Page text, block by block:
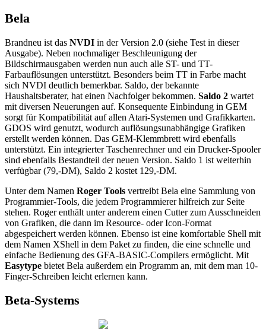
Bela
Brandneu ist das NVDI in der Version 2.0 (siehe Test in dieser
Ausgabe). Neben nochmaliger Beschleunigung der
Bildschirmausgaben werden nun auch alle ST- und TT-
Farbauflösungen unterstützt. Besonders beim TT in Farbe macht
sich NVDI deutlich bemerkbar. Saldo, der bekannte
Haushaltsberater, hat einen Nachfolger bekommen. Saldo 2 wartet
mit diversen Neuerungen auf. Konsequente Einbindung in GEM
sorgt für Kompatibilität auf allen Atari-Systemen und Grafikkarten.
GDOS wird genutzt, wodurch auflösungsunabhängige Grafiken
erstellt werden können. Das GEM-Klemmbrett wird ebenfalls
unterstützt. Ein integrierter Taschenrechner und ein Drucker-Spooler
sind ebenfalls Bestandteil der neuen Version. Saldo 1 ist weiterhin
verfügbar (79,-DM), Saldo 2 kostet 129,-DM.
Unter dem Namen Roger Tools vertreibt Bela eine Sammlung von
Programmier-Tools, die jedem Programmierer hilfreich zur Seite
stehen. Roger enthält unter anderem einen Cutter zum Ausschneiden
von Grafiken, die dann im Resource- oder Icon-Format
abgespeichert werden können. Ebenso ist eine komfortable Shell mit
dem Namen XShell in dem Paket zu finden, die eine schnelle und
einfache Bedienung des GFA-BASIC-Compilers ermöglicht. Mit
Easytype bietet Bela außerdem ein Programm an, mit dem man 10-
Finger-Schreiben leicht erlernen kann.
Beta-Systems